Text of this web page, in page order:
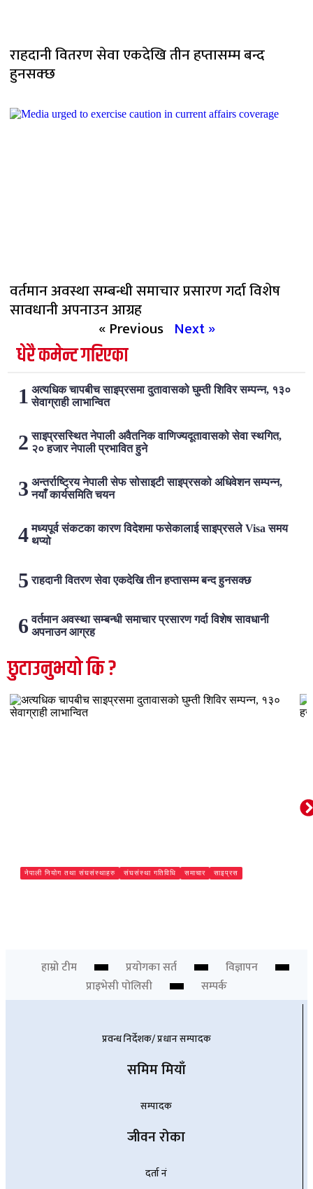
राहदानी वितरण सेवा एकदेखि तीन हप्तासम्म बन्द
हुनसक्छ
वर्तमान अवस्था सम्बन्धी समाचार प्रसारण गर्दा विशेष
सावधानी अपनाउन आग्रह
« Previous Next »
धेरै कमेन्ट गरिएका
अत्यधिक चापबीच साइप्रसमा दुतावासको घुम्ती शिविर सम्पन्न, १३०
सेवाग्राही लाभान्वित
साइप्रसस्थित नेपाली अवैतनिक वाणिज्यदूतावासको सेवा स्थगित,
२० हजार नेपाली प्रभावित हुने
अन्तर्राष्ट्रिय नेपाली सेफ सोसाइटी साइप्रसको अधिवेशन सम्पन्न,
नयाँ कार्यसमिति चयन
मध्यपूर्व संकटका कारण विदेशमा फसेकालाई साइप्रसले Visa समय
थप्यो
राहदानी वितरण सेवा एकदेखि तीन हप्तासम्म बन्द हुनसक्छ
वर्तमान अवस्था सम्बन्धी समाचार प्रसारण गर्दा विशेष सावधानी
अपनाउन आग्रह
छुटाउनुभयो कि ?
नेपाली नियोग तथा संघसंस्थाहरु संघसंस्था गतिविधि समाचार साइप्रस
हाम्रो टीम प्रयोगका सर्त
विज्ञापन
प्राइभेसी पोलिसी
सम्पर्क
प्रवन्ध निर्देशक/ प्रधान सम्पादक
समिम मियाँ
सम्पादक
जीवन रोका
दर्ता नं